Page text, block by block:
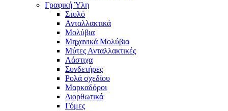
Γραφική Ύλη
Στυλό
Ανταλλακτικά
Μολύβια
Μηχανικά Μολύβια
Μύτες Ανταλλακτικές
Λάστιχα
Συνδετήρες
Ρολά σχεδίου
Μαρκαδόροι
Διορθωτικά
Γόμες